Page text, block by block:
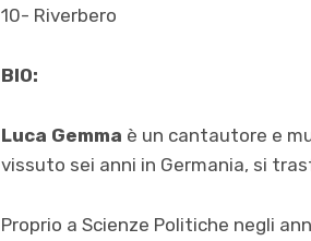
10- Riverbero
BIO:
Luca Gemma è un cantautore e
vissuto sei anni in Germania, si
Proprio a Scienze Politiche negli